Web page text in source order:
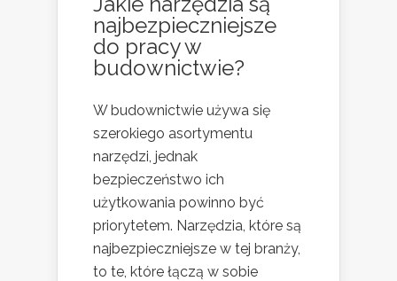
najbezpieczniejsze
do pracy w
budownictwie?
W budownictwie używa się
szerokiego asortymentu
narzędzi, jednak
bezpieczeństwo ich
użytkowania powinno być
priorytetem. Narzędzia, które są
najbezpieczniejsze w tej branży,
to te, które łączą w sobie